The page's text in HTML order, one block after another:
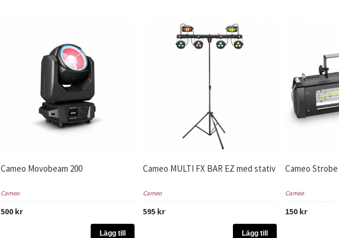
Cameo Movobeam 200
Cameo
500 kr
Lägg till
Cameo MULTI FX BAR EZ med stativ
Cameo
595 kr
Lägg till
Cameo Strobe
Cameo
150 kr